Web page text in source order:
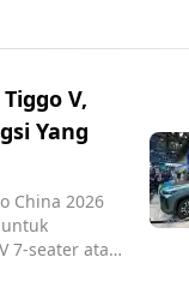
V,
Yang
China 2026
7-seater atau